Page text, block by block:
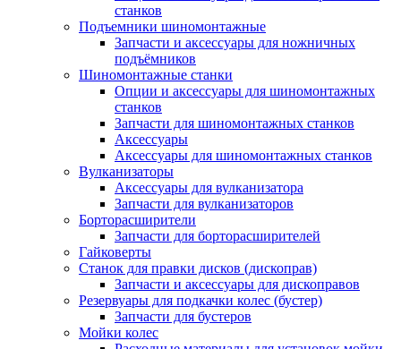
станков
Подъемники шиномонтажные
Запчасти и аксессуары для ножничных
подъёмников
Шиномонтажные станки
Опции и аксессуары для шиномонтажных
станков
Запчасти для шиномонтажных станков
Аксессуары
Аксессуары для шиномонтажных станков
Вулканизаторы
Аксессуары для вулканизатора
Запчасти для вулканизаторов
Борторасширители
Запчасти для борторасширителей
Гайковерты
Станок для правки дисков (дископрав)
Запчасти и аксессуары для дископравов
Резервуары для подкачки колес (бустер)
Запчасти для бустеров
Мойки колес